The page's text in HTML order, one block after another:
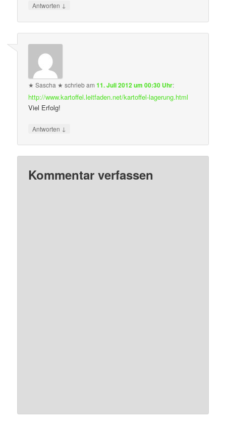
Antworten ↓
★ Sascha ★ schriebam11. Juli 2012 um 00:30 Uhr:
http://www.kartoffel.leitfaden.net/kartoffel-lagerung.html
Viel Erfolg!
Antworten ↓
Kommentar verfassen